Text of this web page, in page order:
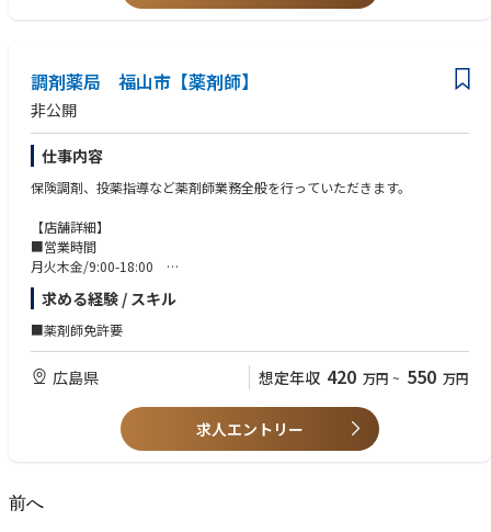
調剤薬局 福山市【薬剤師】
非公開
仕事内容
保険調剤、投薬指導など薬剤師業務全般を行っていただきます。
【店舗詳細】
■営業時間
月火木金/9:00-18:00
水/9:00-12:00
土/8:30-12:00
求める経験 / スキル
■薬剤師免許要
広島県 想定年収 420 万円 ~ 550 万円
求人エントリー
前へ